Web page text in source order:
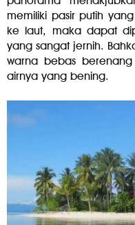
memiliki pasir putih
ke laut, maka dapat
yang sangat jernih.
warna bebas
airnya yang bening.